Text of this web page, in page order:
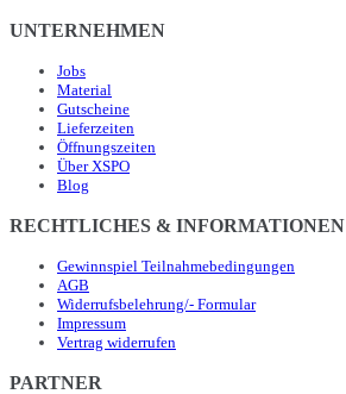
UNTERNEHMEN
Jobs
Material
Gutscheine
Lieferzeiten
Öffnungszeiten
Über XSPO
Blog
RECHTLICHES & INFORMATIONEN
Gewinnspiel Teilnahmebedingungen
AGB
Widerrufsbelehrung/- Formular
Impressum
Vertrag widerrufen
PARTNER